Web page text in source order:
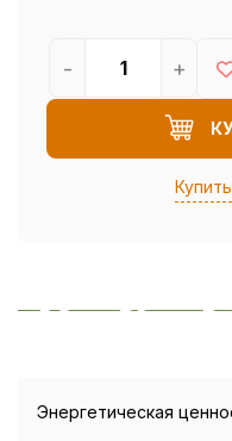
- +
Энергетическая